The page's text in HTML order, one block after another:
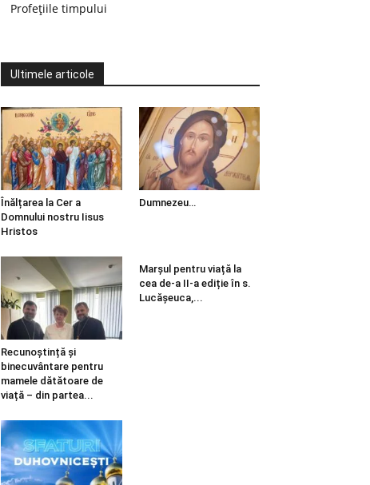
Profețiile timpului
Ultimele articole
Înălțarea la Cer a
Domnului nostru Iisus
Hristos
Dumnezeu…
Recunoștință și
binecuvântare pentru
mamele dătătoare de
viață – din partea...
Marșul pentru viață la
cea de-a II-a ediție în s.
Lucășeuca,...